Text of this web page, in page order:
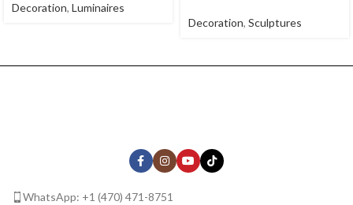
Decoration, Luminaires
Decoration, Sculptures
WhatsApp: +1 (470) 471-8751